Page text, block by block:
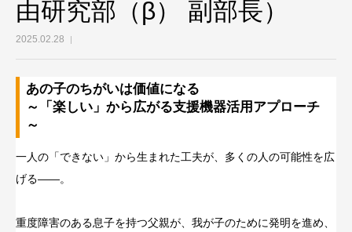
由研究部（β） 副部長）
2025.02.28
あの子のちがいは価値になる
～「楽しい」から広がる支援機器活用アプローチ
～
一人の「できない」から生まれた工夫が、多くの人の可能性を広
げる――。
重度障害のある息子を持つ父親が、我が子のために発明を進め、